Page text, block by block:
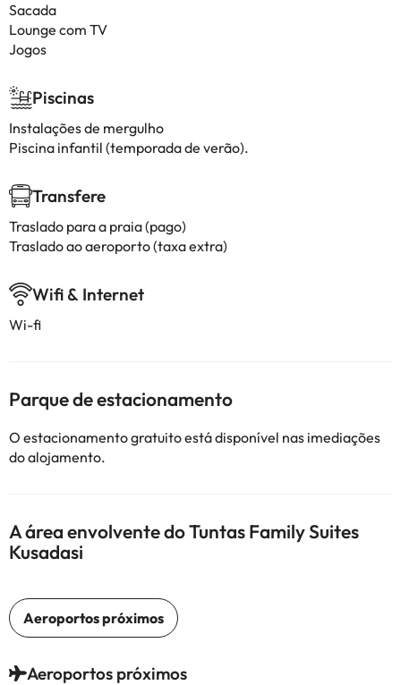
Sacada
Lounge com TV
Jogos
Piscinas
Instalações de mergulho
Piscina infantil (temporada de verão).
Transfere
Traslado para a praia (pago)
Traslado ao aeroporto (taxa extra)
Wifi & Internet
Wi-fi
Parque de estacionamento
O estacionamento gratuito está disponível nas imediações
do alojamento.
A área envolvente do Tuntas Family Suites
Kusadasi
Aeroportos próximos